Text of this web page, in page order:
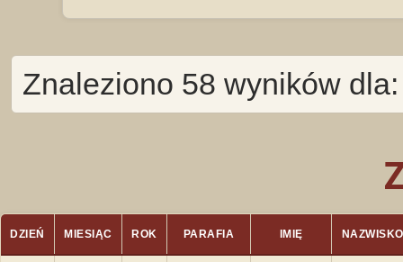
Znaleziono 58 wyników
DZIEŃ MIESIĄC ROK PARAFIA IMIĘ NAZWISKO